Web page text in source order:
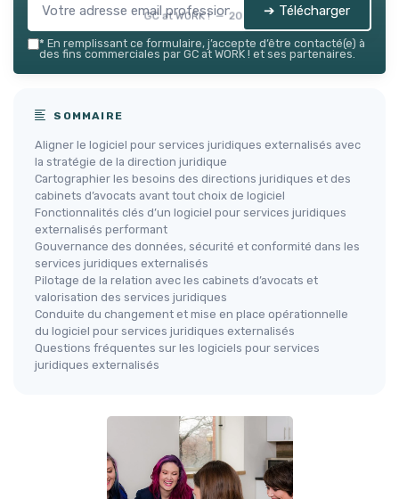
GC at WORK ! — 2026 ➔ Télécharger
* En remplissant ce formulaire, j’accepte d’être contacté(e) à
des fins commerciales par GC at WORK ! et ses partenaires.
SOMMAIRE
Aligner le logiciel pour services juridiques externalisés avec
la stratégie de la direction juridique
Cartographier les besoins des directions juridiques et des
cabinets d’avocats avant tout choix de logiciel
Fonctionnalités clés d’un logiciel pour services juridiques
externalisés performant
Gouvernance des données, sécurité et conformité dans les
services juridiques externalisés
Pilotage de la relation avec les cabinets d’avocats et
valorisation des services juridiques
Conduite du changement et mise en place opérationnelle
du logiciel pour services juridiques externalisés
Questions fréquentes sur les logiciels pour services
juridiques externalisés